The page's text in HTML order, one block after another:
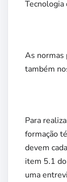
Tecnologia
As normas
também
Para
formação
devem
item 5.1
uma